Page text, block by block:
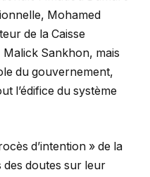
Mohamed
de la Caisse
Sankhon, mais
du gouvernement,
l’édifice du système
d’intention » de la
des doutes sur leur